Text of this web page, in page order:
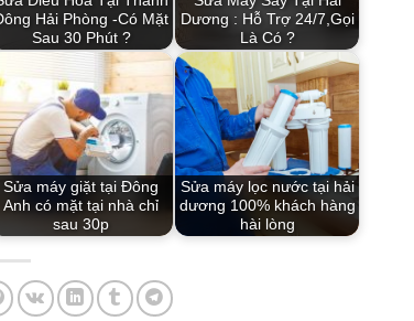
Hải Phòng -Có Mặt
Sau 30 Phút ?
Dương : Hỗ Trợ 24/7,Gọi
Là Có ?
Sửa máy giặt tại Đông
Anh có mặt tại nhà chỉ
sau 30p
Sửa máy lọc nước tại hải
dương 100% khách hàng
hài lòng